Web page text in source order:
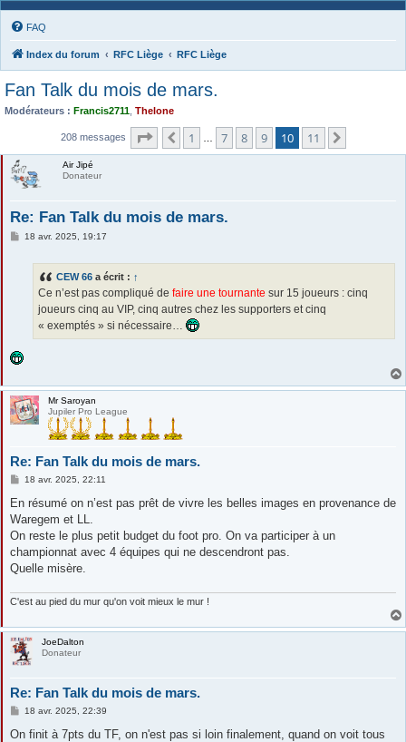
FAQ
Index du forum RFC Liège RFC Liège
Fan Talk du mois de mars.
Modérateurs : Francis2711 Thelone
208 messages Page 10 11
Précédente
1 7 8 9 10 11
Air Jipé
Donateur
Re: Fan Talk du mois de mars.
M18 avr. 2025, 19:17
CEW 66 a écrit : ↑
Ce n’est pas compliqué de faire une tournante sur 15 joueurs : cinq
joueurs cinq au VIP, cinq autres chez les supporters et cinq
« exemptés » si nécessaire…
Mr Saroyan
Jupiler Pro League
Re: Fan Talk du mois de mars.
M
s
a
g
18 avr. 2025, 22:11
En résumé on n’est pas prêt de vivre les belles images en provenance de
Waregem et LL.
On reste le plus petit budget du foot pro. On va participer à un
championnat avec 4 équipes qui ne descendront pas.
Quelle misère.
C'est au pied du mur qu'on voit mieux le mur !
JoeDalton
Donateur
Re: Fan Talk du mois de mars.
M
s
18 avr. 2025, 22:39
On finit à 7pts du TF, on n'est pas si loin finalement, quand on voit tous